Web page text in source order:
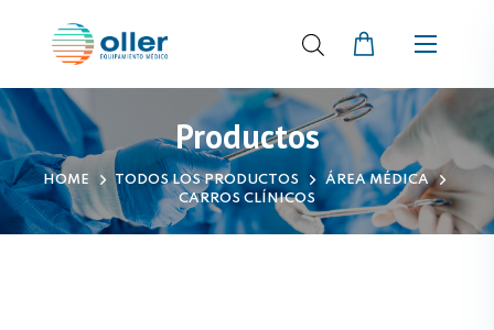
Productos
HOME TODOS LOS PRODUCTOS
ÁREA MÉDICA
CARROS CLÍNICOS